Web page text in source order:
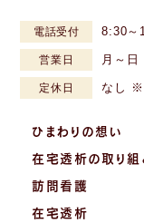
電話受付 8:30～
営業日 月～日
定休日 なし ※
ひまわりの想い
在宅透析の取り組
訪問看護
在宅透析